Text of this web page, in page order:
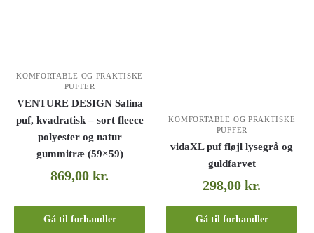
KOMFORTABLE OG PRAKTISKE
PUFFER
VENTURE DESIGN Salina
puf, kvadratisk – sort fleece
polyester og natur
gummitræ (59×59)
869,00kr.
Gå til forhandler
KOMFORTABLE OG PRAKTISKE
PUFFER
vidaXL puf fløjl lysegrå og
guldfarvet
298,00kr.
Gå til forhandler